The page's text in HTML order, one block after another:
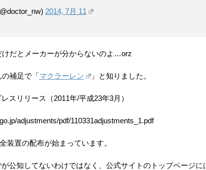
2014, 7月 11
けだとメーカーが分からないのよ…orz
補足で「マクラーレン 」と知りました。
スリリース（2011年/平成23年3月）
adjustments/pdf/110331adjustments_1.pdf
装置の配布が始まっています。
が公知してないわけではなく、公式サイトのトップページに